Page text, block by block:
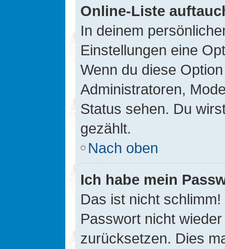
Online-Liste
In deinem
Einstellungen eine
Wenn du diese
Administratoren,
Status sehen. Du
gezählt.
Nach oben
Ich habe mein
Das ist nicht
Passwort nicht
zurücksetzen. Dies